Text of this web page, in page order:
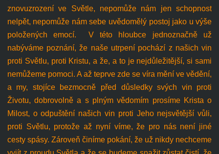
znovuzrození ve Světle, nepomůže nám jen schopnost
nelpět, nepomůže nám sebe uvědomělý postoj jako u výše
položených emocí. V této hloubce jednoznačně už
nabýváme poznání, že naše utrpení pochází z našich vin
proti Světlu, proti Kristu, a že, a to je nejdůležitější, si sami
nemůžeme pomoci. A až teprve zde se víra mění ve vědění,
a my, stojíce bezmocně před důsledky svých vin proti
Životu, dobrovolně a s plným vědomím prosíme Krista o
Milost, o odpuštění našich vin proti Jeho nejsvětější vůli,
proti Světlu, protože až nyní víme, že pro nás není jiné
cesty spásy. Zároveň činíme pokání, že už nikdy nechceme